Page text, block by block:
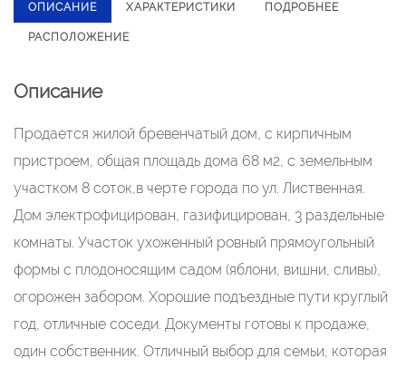
ОПИСАНИЕ ХАРАКТЕРИСТИКИ ПОДРОБНЕЕ
РАСПОЛОЖЕНИЕ
Описание
Продается жилой бревенчатый дом, с кирпичным
пристроем, общая площадь дома 68 м2, с земельным
участком 8 соток,в черте города по ул. Лиственная.
Дом электрофицирован, газифицирован, 3 раздельные
комнаты. Участок ухоженный ровный прямоугольный
формы с плодоносящим садом (яблони, вишни, сливы),
огорожен забором. Хорошие подъездные пути круглый
год, отличные соседи. Документы готовы к продаже,
один собственник. Отличный выбор для семьи, которая